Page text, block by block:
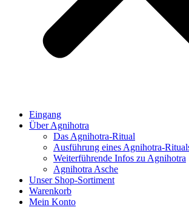
Eingang
Über Agnihotra
Das Agnihotra-Ritual
Ausführung eines Agnihotra-
Weiterführende Infos zu Agnihotra
Agnihotra Asche
Unser Shop-Sortiment
Warenkorb
Mein Konto